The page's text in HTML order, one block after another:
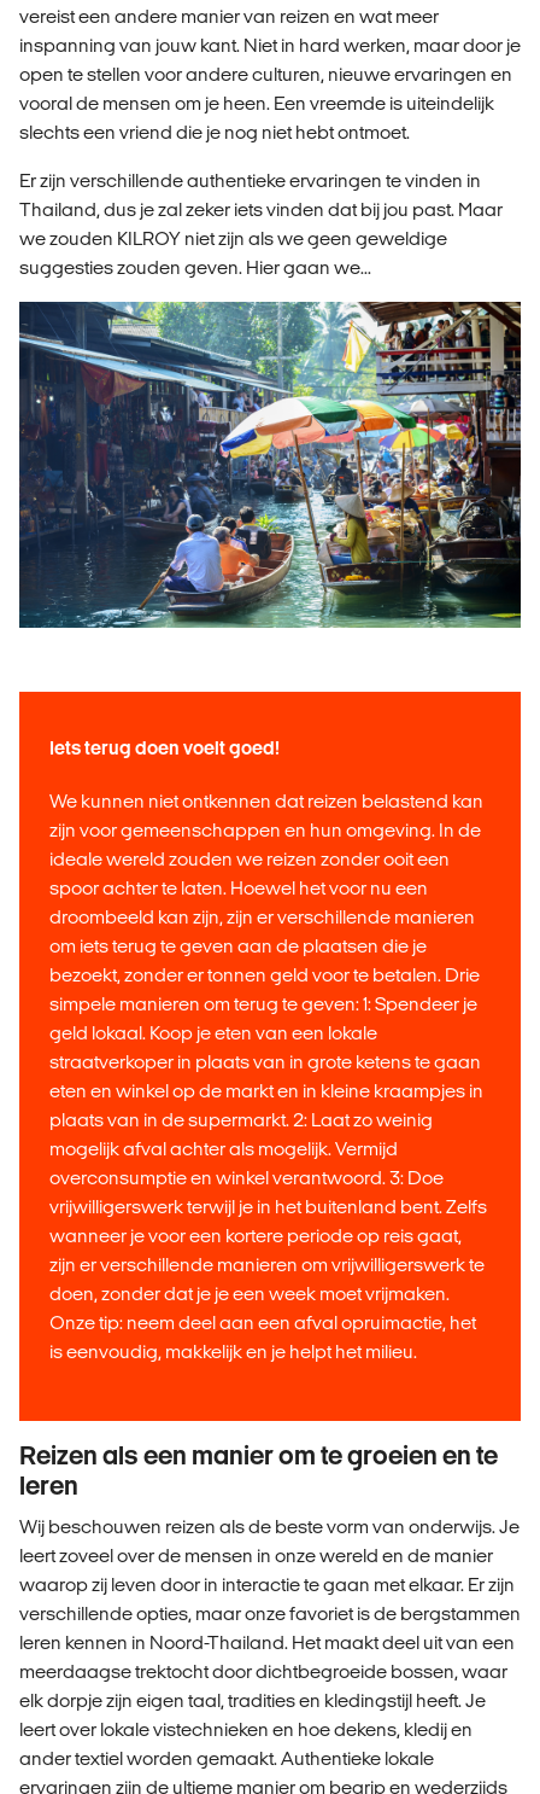
vereist een andere manier van reizen en wat meer
inspanning van jouw kant. Niet in hard werken, maar door je
open te stellen voor andere culturen, nieuwe ervaringen en
vooral de mensen om je heen. Een vreemde is uiteindelijk
slechts een vriend die je nog niet hebt ontmoet.
Er zijn verschillende authentieke ervaringen te vinden in
Thailand, dus je zal zeker iets vinden dat bij jou past. Maar
we zouden KILROY niet zijn als we geen geweldige
suggesties zouden geven. Hier gaan we...
Iets terug doen voelt goed!
We kunnen niet ontkennen dat reizen belastend kan
zijn voor gemeenschappen en hun omgeving. In de
ideale wereld zouden we reizen zonder ooit een
spoor achter te laten. Hoewel het voor nu een
droombeeld kan zijn, zijn er verschillende manieren
om iets terug te geven aan de plaatsen die je
bezoekt, zonder er tonnen geld voor te betalen. Drie
simpele manieren om terug te geven: 1: Spendeer je
geld lokaal. Koop je eten van een lokale
straatverkoper in plaats van in grote ketens te gaan
eten en winkel op de markt en in kleine kraampjes in
plaats van in de supermarkt. 2: Laat zo weinig
mogelijk afval achter als mogelijk. Vermijd
overconsumptie en winkel verantwoord. 3: Doe
vrijwilligerswerk terwijl je in het buitenland bent. Zelfs
wanneer je voor een kortere periode op reis gaat,
zijn er verschillende manieren om vrijwilligerswerk te
doen, zonder dat je je een week moet vrijmaken.
Onze tip: neem deel aan een afval opruimactie, het
is eenvoudig, makkelijk en je helpt het milieu.
Reizen als een manier om te groeien en te
leren
Wij beschouwen reizen als de beste vorm van onderwijs. Je
leert zoveel over de mensen in onze wereld en de manier
waarop zij leven door in interactie te gaan met elkaar. Er zijn
verschillende opties, maar onze favoriet is de bergstammen
leren kennen in Noord-Thailand. Het maakt deel uit van een
meerdaagse trektocht door dichtbegroeide bossen, waar
elk dorpje zijn eigen taal, tradities en kledingstijl heeft. Je
leert over lokale vistechnieken en hoe dekens, kledij en
ander textiel worden gemaakt. Authentieke lokale
ervaringen zijn de ultieme manier om begrip en wederzijds